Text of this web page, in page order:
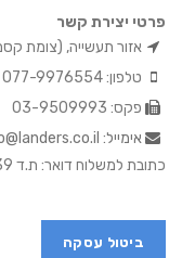
פרטי יצירת קשר
אזור תעשייה, (צומת
טלפון: 077-9976554
פקס: 03-9509993
אימייל: info@landers.co.il
כתובת למשלוח דואר: ת.ד 539 ראש העין 4810501
ביטול עסקה